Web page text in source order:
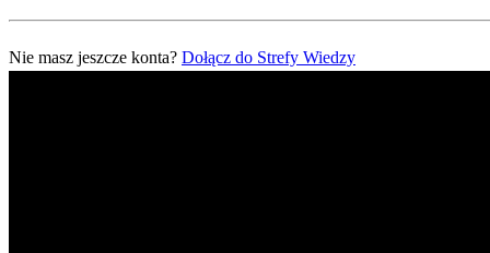
Nie masz jeszcze konta? Dołącz do Strefy Wiedzy